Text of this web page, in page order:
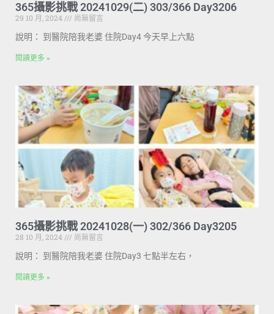
365攝影挑戰 20241029(二) 303/366 Day3206
29 10 月, 2024
尚無留言
說明： 到醫院陪我老婆 住院Day4 今天早上六點
閱讀更多 »
365攝影挑戰 20241028(一) 302/366 Day3205
28 10 月, 2024
尚無留言
說明： 到醫院陪我老婆 住院Day3 七點半左右，
閱讀更多 »